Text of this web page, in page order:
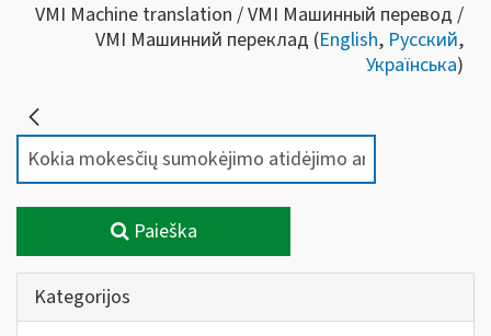
VMI Machine translation / VMI Машинный перевод /
VMI Машинний переклад (English, Русский,
Українська)
Paieška
Kategorijos